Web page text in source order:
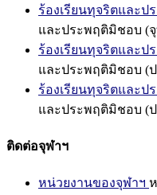
ร้องเรียนทุจริตและป
และประพฤติมิชอบ (
ร้องเรียนทุจริตและ
และประพฤติมิชอบ (
ร้องเรียนทุจริตและ
และประพฤติมิชอบ (
ติดต่อจุฬาฯ
หน่วยงานของจุฬาฯ